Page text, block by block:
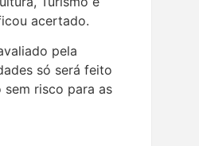
acertado.
pela
só será feito
risco para as